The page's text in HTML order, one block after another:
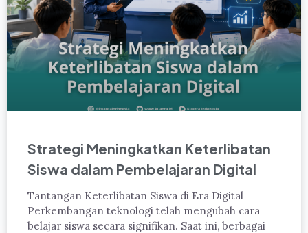
Strategi Meningkatkan Keterlibatan
Siswa dalam Pembelajaran Digital
Tantangan Keterlibatan Siswa di Era Digital
Perkembangan teknologi telah mengubah cara
belajar siswa secara signifikan. Saat ini, berbagai